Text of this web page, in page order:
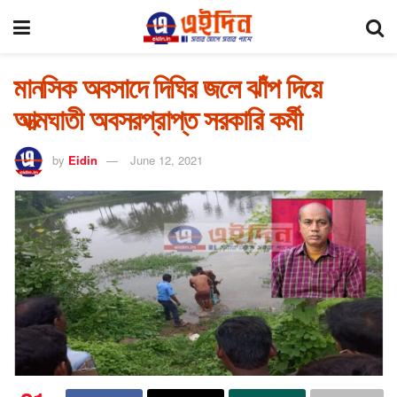
মানসিক অবসাদে দিঘির জলে ঝাঁপ দিয়ে
আত্মঘাতী অবসরপ্রাপ্ত সরকারি কর্মী
by Eidin June 12, 2021